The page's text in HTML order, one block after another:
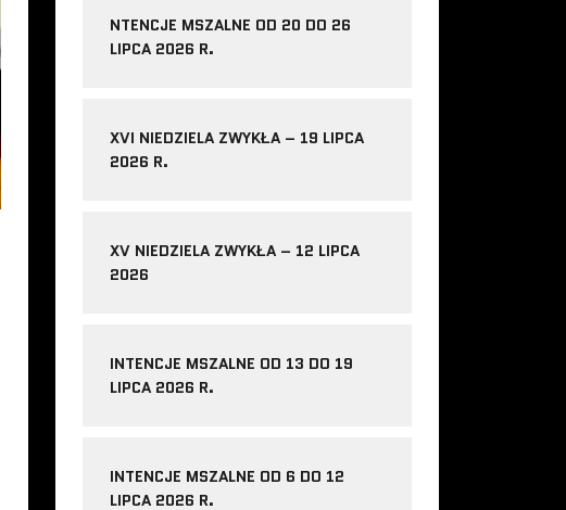
NTENCJE MSZALNE OD 20 DO 26
LIPCA 2026 R.
XVI NIEDZIELA ZWYKŁA – 19 LIPCA
2026 R.
XV NIEDZIELA ZWYKŁA – 12 LIPCA
2026
INTENCJE MSZALNE OD 13 DO 19
LIPCA 2026 R.
INTENCJE MSZALNE OD 6 DO 12
LIPCA 2026 R.